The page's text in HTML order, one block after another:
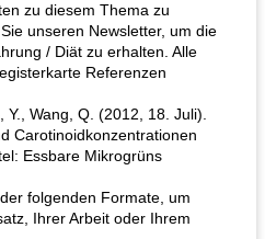
zu diesem Thema zu
unseren Newsletter, um die
/ Diät zu erhalten. Alle
Referenzen
Wang, Q. (2012, 18. Juli).
Carotinoidkonzentrationen
Essbare Mikrogrüns
folgenden Formate, um
Ihrer Arbeit oder Ihrem